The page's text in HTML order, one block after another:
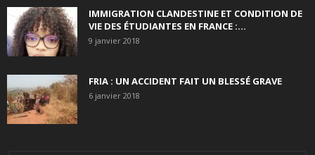
IMMIGRATION CLANDESTINE ET CONDITION DE
VIE DES ÉTUDIANTES EN FRANCE :...
9 janvier 2018
FRIA : UN ACCIDENT FAIT UN BLESSÉ GRAVE
6 janvier 2018